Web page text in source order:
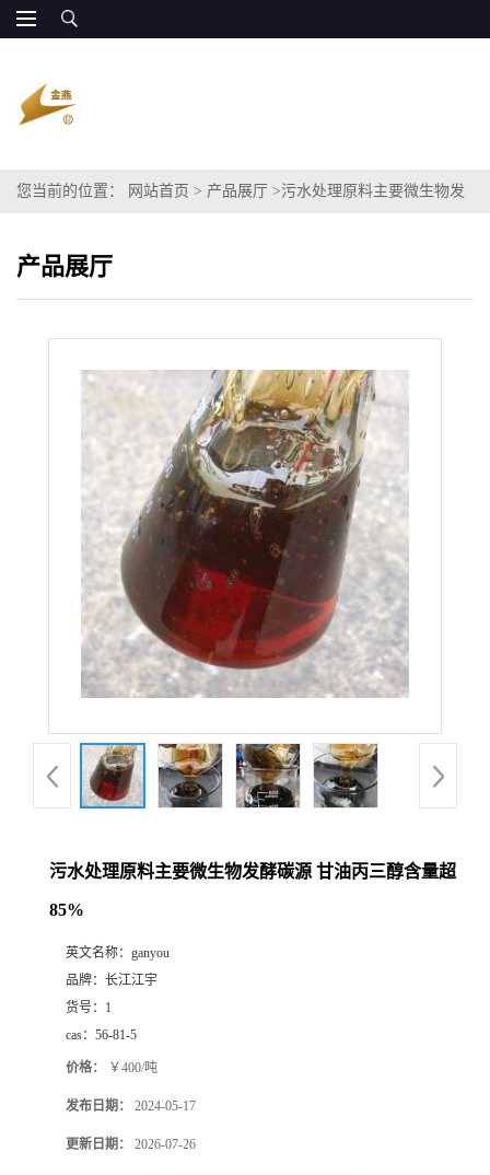
您当前的位置： 网站首页 > 产品展厅 >污水处理原料主要微生物发
产品展厅
污水处理原料主要微生物发酵碳源 甘油丙三醇含量超
85%
英文名称： ganyou
品牌： 长江江宇
货号： 1
cas： 56-81-5
价格： ￥400/吨
发布日期： 2024-05-17
更新日期： 2026-07-26